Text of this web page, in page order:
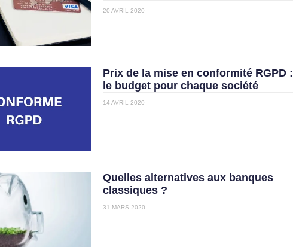
20 AVRIL 2020
Prix de la mise en conformité RGPD :
le budget pour chaque société
14 AVRIL 2020
Quelles alternatives aux banques
classiques ?
31 MARS 2020